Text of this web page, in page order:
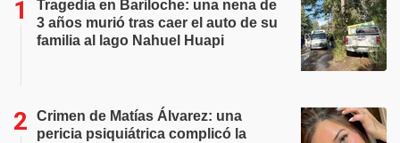
Tragedia en Bariloche: una nena de
3 años murió tras caer el auto de su
familia al lago Nahuel Huapi
Crimen de Matías Álvarez: una
pericia psiquiátrica complicó la